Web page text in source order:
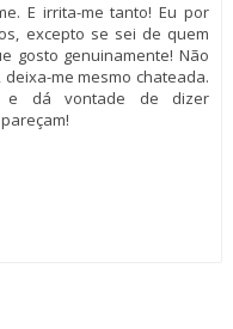
E irrita-me tanto! Eu por
excepto se sei de quem
gosto genuinamente! Não
me mesmo chateada.
e dá vontade de dizer